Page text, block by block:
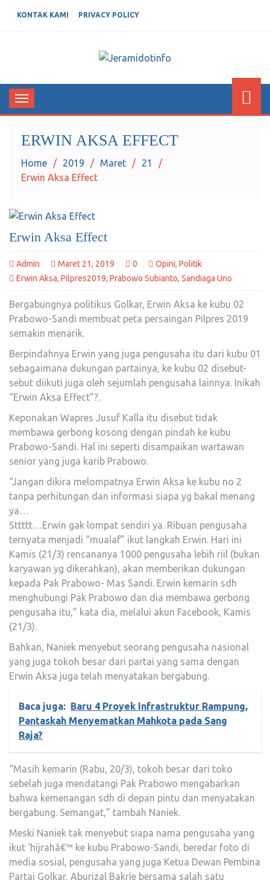
KONTAK KAMI PRIVACY POLICY
JERAMIDOTINFO
Toggle
navigation
ERWIN AKSA EFFECT
Home 2019 Maret
21
Erwin Aksa Effect
Erwin Aksa Effect
Admin Maret 21, 2019 0 Opini, Politik
Erwin Aksa, Pilpres2019, Prabowo Subianto, Sandiaga Uno
Bergabungnya politikus Golkar, Erwin Aksa ke kubu 02
Prabowo-Sandi membuat peta persaingan Pilpres 2019
semakin menarik.
Berpindahnya Erwin yang juga pengusaha itu dari kubu 01
sebagaimana dukungan partainya, ke kubu 02 disebut-
sebut diikuti juga oleh sejumlah pengusaha lainnya. Inikah
“Erwin Aksa Effect”?.
Keponakan Wapres Jusuf Kalla itu disebut tidak
membawa gerbong kosong dengan pindah ke kubu
Prabowo-Sandi. Hal ini seperti disampaikan wartawan
senior yang juga karib Prabowo.
“Jangan dikira melompatnya Erwin Aksa ke kubu no 2
tanpa perhitungan dan informasi siapa yg bakal menang
ya…
Sttttt…Erwin gak lompat sendiri ya. Ribuan pengusaha
ternyata menjadi “mualaf” ikut langkah Erwin. Hari ini
Kamis (21/3) rencananya 1000 pengusaha lebih riil (bukan
karyawan yg dikerahkan), akan memberikan dukungan
kepada Pak Prabowo- Mas Sandi. Erwin kemarin sdh
menghubungi Pak Prabowo dan dia membawa gerbong
pengusaha itu,” kata dia, melalui akun Facebook, Kamis
(21/3).
Bahkan, Naniek menyebut seorang pengusaha nasional
yang juga tokoh besar dari partai yang sama dengan
Erwin Aksa juga telah menyatakan bergabung.
Baca juga: Baru 4 Proyek Infrastruktur Rampung,
Pantaskah Menyematkan Mahkota pada Sang
Raja?
“Masih kemarin (Rabu, 20/3), tokoh besar dari toko
sebelah juga mendatangi Pak Prabowo mengabarkan
bahwa kemenangan sdh di depan pintu dan menyatakan
bergabung. Semangat,” tambah Naniek.
Meski Naniek tak menyebut siapa nama pengusaha yang
ikut ‘hijrahâ€™ ke kubu Prabowo-Sandi, beredar foto di
media sosial, pengusaha yang juga Ketua Dewan Pembina
Partai Golkar, Aburizal Bakrie bersama salah satu